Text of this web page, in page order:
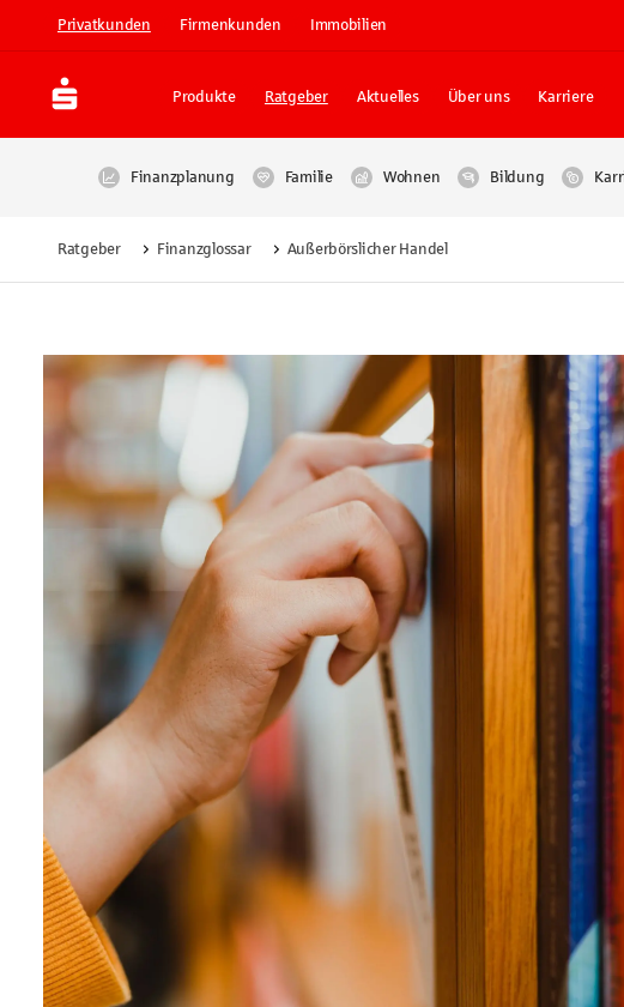
Privatkunden Firmenkunden Immobilien
Produkte Ratgeber Aktuelles Über uns Karriere
Finanzplanung Familie Wohnen Bildung
Ratgeber Finanzglossar Außerbörslicher Handel